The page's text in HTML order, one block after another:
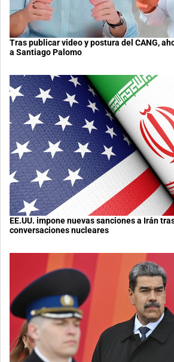
Tras publicar video y postura del CANG,
a Santiago Palomo
EE.UU. impone nuevas sanciones a Irán
conversaciones nucleares